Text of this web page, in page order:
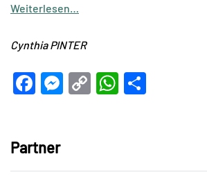
Weiterlesen…
Cynthia PINTER
Facebook
Messenger
CopyWhatsApp
Partner